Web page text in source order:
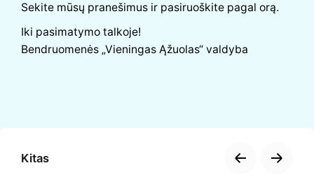
Sekite mūsų pranešimus ir pasiruoškite pagal orą.
Iki pasimatymo talkoje!
Bendruomenės „Vieningas Ąžuolas“ valdyba
Kitas